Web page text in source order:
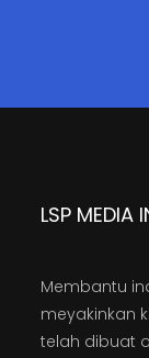
LSP MEDIA
Membantu
meyakinkan
telah dibuat